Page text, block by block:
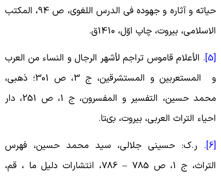
حیاته و آثاره و جهوده فی الدرس اللغوی، ص 94، المکتب
بیروت، چاپ اوّل، 1410ق
.
.الأعلام قاموس تراجم لأشهر الرجال و النساء من العرب
و المستعربین و المستشرقین، ج 3، ص 301؛ ذهبى،
محمد حسین، التفسیر و المفسرون، ج 1، ص 251، دار
التراث العربى، بیروت، بى‏تا.
. ر.ک: حسینى جلالى، سید محمد حسین، فهرس
التراث، ج 1، ص 785 – 786، انتشارات دلیل ما ، قم،